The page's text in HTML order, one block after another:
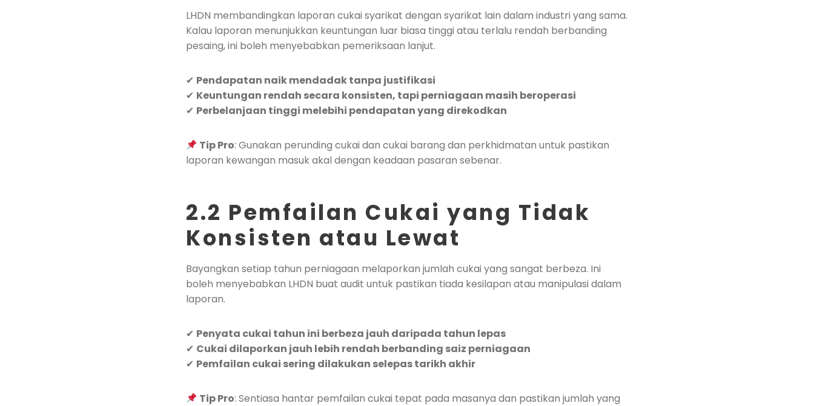
LHDN membandingkan laporan cukai syarikat dengan syarikat lain dalam industri yang sama.
Kalau laporan menunjukkan keuntungan luar biasa tinggi atau terlalu rendah berbanding
pesaing, ini boleh menyebabkan pemeriksaan lanjut.
✔ Pendapatan naik mendadak tanpa justifikasi
✔ Keuntungan rendah secara konsisten, tapi perniagaan masih beroperasi
✔ Perbelanjaan tinggi melebihi pendapatan yang direkodkan
Tip Pro: Gunakan perunding cukai dan cukai barang dan perkhidmatan untuk pastikan
laporan kewangan masuk akal dengan keadaan pasaran sebenar.
2.2 Pemfailan Cukai yang Tidak
Konsisten atau Lewat
Bayangkan setiap tahun perniagaan melaporkan jumlah cukai yang sangat berbeza. Ini
boleh menyebabkan LHDN buat audit untuk pastikan tiada kesilapan atau manipulasi dalam
laporan.
✔ Penyata cukai tahun ini berbeza jauh daripada tahun lepas
✔ Cukai dilaporkan jauh lebih rendah berbanding saiz perniagaan
✔ Pemfailan cukai sering dilakukan selepas tarikh akhir
Tip Pro: Sentiasa hantar pemfailan cukai tepat pada masanya dan pastikan jumlah yang